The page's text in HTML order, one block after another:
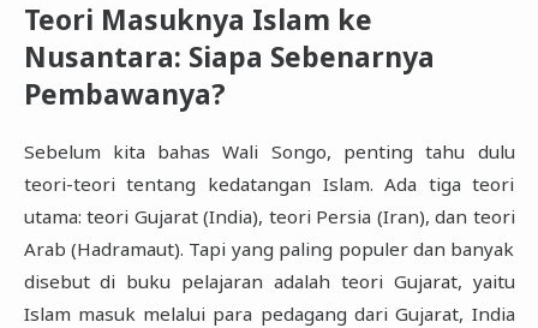
Teori Masuknya Islam ke
Nusantara: Siapa Sebenarnya
Pembawanya?
Sebelum kita bahas Wali Songo, penting tahu dulu
teori-teori tentang kedatangan Islam. Ada tiga teori
utama: teori Gujarat (India), teori Persia (Iran), dan teori
Arab (Hadramaut). Tapi yang paling populer dan banyak
disebut di buku pelajaran adalah teori Gujarat, yaitu
Islam masuk melalui para pedagang dari Gujarat, India